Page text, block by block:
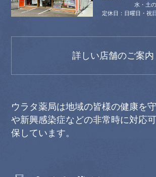
水・土
日曜日・祝日
詳しい店舗のご案内
ウラタ薬局は地域の皆様の健康を
や新興感染症などの非常時に対応
保しています。